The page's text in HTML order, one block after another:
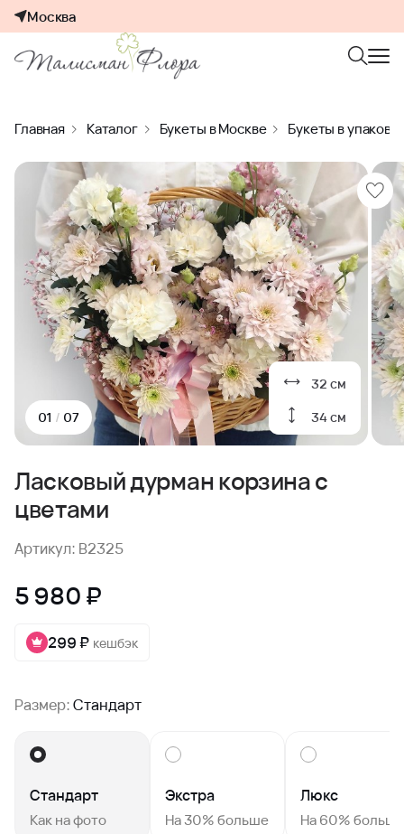
Москва
Главная Каталог Букеты в Москве Букеты в
32 см
34 см
01 / 07
Ласковый дурман корзина с
цветами
Артикул: B2325
5 980 ₽
299 ₽ кешбэк
Размер:Стандарт
Стандарт
Как на фото
Экстра
На 30% больше
Люкс
На 60% больше